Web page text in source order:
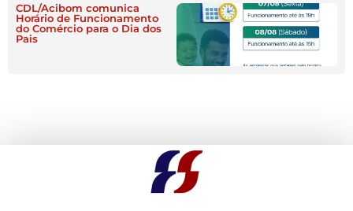
CDL/Acibom comunica
Horário de Funcionamento
do Comércio para o Dia dos
Pais